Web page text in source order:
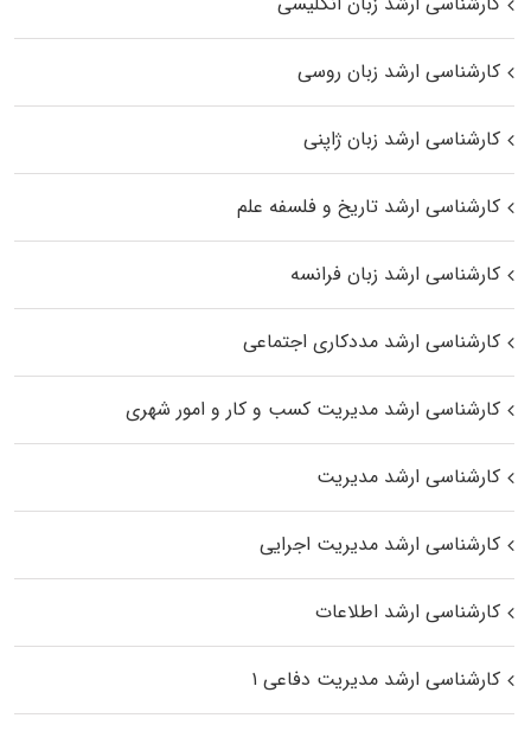
کارشناسی ارشد زبان روسی
کارشناسی ارشد زبان ژاپنی
کارشناسی ارشد تاریخ و فلسفه علم
کارشناسی ارشد زبان فرانسه
کارشناسی ارشد مددکاری اجتماعی
کارشناسی ارشد مدیریت کسب و کار و امور شهری
کارشناسی ارشد مدیریت
کارشناسی ارشد مدیریت اجرایی
کارشناسی ارشد اطلاعات
کارشناسی ارشد مدیریت دفاعی ۱